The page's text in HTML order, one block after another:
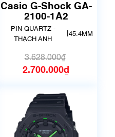
chưa qua sử dụng)
Casio G-Shock GA-
2100-1A2
PIN QUARTZ -
THẠCH ANH
45.4MM
3.628.000₫
2.700.000₫